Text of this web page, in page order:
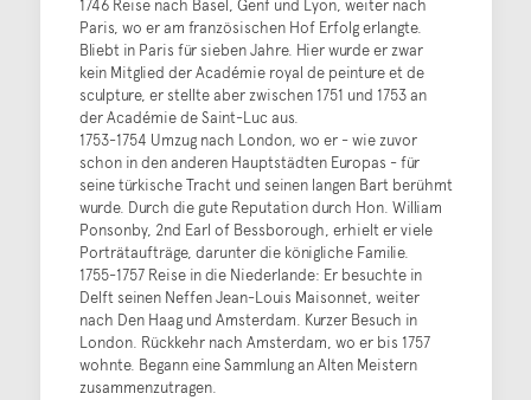
1746 Reise nach Basel, Genf und Lyon, weiter nach
Paris, wo er am französischen Hof Erfolg erlangte.
Bliebt in Paris für sieben Jahre. Hier wurde er zwar
kein Mitglied der Académie royal de peinture et de
sculpture, er stellte aber zwischen 1751 und 1753 an
der Académie de Saint-Luc aus.
1753-1754 Umzug nach London, wo er - wie zuvor
schon in den anderen Hauptstädten Europas - für
seine türkische Tracht und seinen langen Bart berühmt
wurde. Durch die gute Reputation durch Hon. William
Ponsonby, 2nd Earl of Bessborough, erhielt er viele
Porträtaufträge, darunter die königliche Familie.
1755-1757 Reise in die Niederlande: Er besuchte in
Delft seinen Neffen Jean-Louis Maisonnet, weiter
nach Den Haag und Amsterdam. Kurzer Besuch in
London. Rückkehr nach Amsterdam, wo er bis 1757
wohnte. Begann eine Sammlung an Alten Meistern
zusammenzutragen.